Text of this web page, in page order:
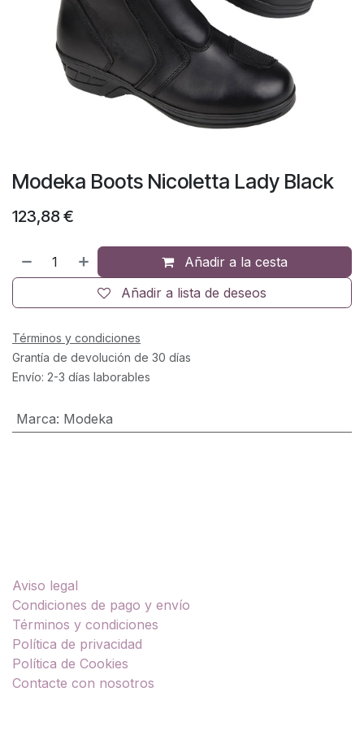
Modeka Boots Nicoletta Lady Black
123,88€
Añadir a la cesta
Añadir a lista de deseos
Términos y condiciones
Grantía de devolución de 30 días
Envío: 2-3 días laborables
Marca: Modeka
Aviso legal
Condiciones de pago y envío
Términos y condiciones
Política de privacidad
Política de Cookies
Contacte con nosotros